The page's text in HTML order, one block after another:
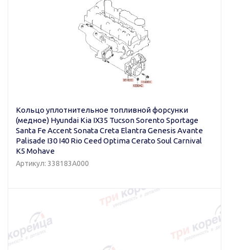
Кольцо уплотнительное топливной форсунки
(медное) Hyundai Kia IX35 Tucson Sorento Sportage
Santa Fe Accent Sonata Creta Elantra Genesis Avante
Palisade I30 I40 Rio Ceed Optima Cerato Soul Carnival
K5 Mohave
Артикул: 338183A000